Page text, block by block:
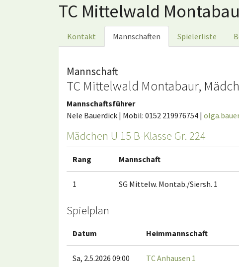
TC Mittelwald
Kontakt Mannschaften Spielerliste
Mannschaft
TC Mittelwald Montabaur,
Mannschaftsführer
Nele Bauerdick | Mobil: 0152 219976754 |
Mädchen U 15 B-Klasse Gr. 224
Rang Mannschaft
1 SG Mittelw. Montab./Siersh. 1
Spielplan
Datum Heimmannschaft
Sa, 2.5.2026 09:00 TC Anhausen 1